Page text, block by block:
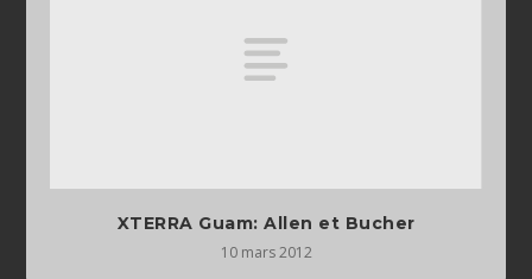
XTERRA Guam: Allen et Bucher
10 mars 2012